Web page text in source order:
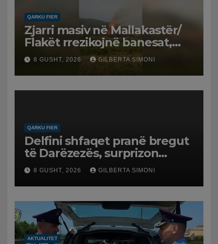
QARKU FIER
Zjarri masiv në Mallakastër/
Flakët rrezikojnë banesat,
Policia evakuon disa familje
në Koilac
8 GUSHT, 2026 GILBERTA SIMONI
QARKU FIER
Delfini shfaqet pranë bregut
të Darëzezës, surprizon
pushuesit dhe banorët
8 GUSHT, 2026 GILBERTA SIMONI
AKTUALITET